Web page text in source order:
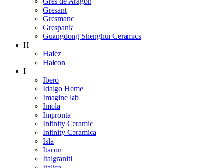
Gresant
Gresmanc
Grespania
Guangdong Shenghui Ceramics
H
Hafez
Halcon
I
Ibero
Idalgo Home
Imagine lab
Imola
Impronta
Infinity Ceramic
Infinity Ceramica
Isla
Itacon
Italgraniti